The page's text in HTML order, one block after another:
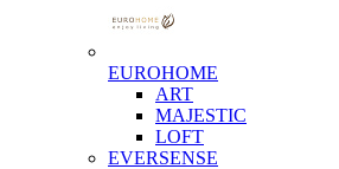
EUROHOME
ART
MAJESTIC
LOFT
EVERSENSE